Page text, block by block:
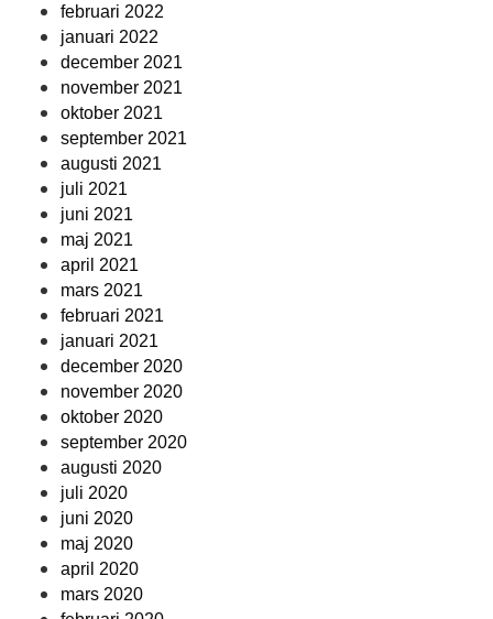
februari 2022
januari 2022
december 2021
november 2021
oktober 2021
september 2021
augusti 2021
juli 2021
juni 2021
maj 2021
april 2021
mars 2021
februari 2021
januari 2021
december 2020
november 2020
oktober 2020
september 2020
augusti 2020
juli 2020
juni 2020
maj 2020
april 2020
mars 2020